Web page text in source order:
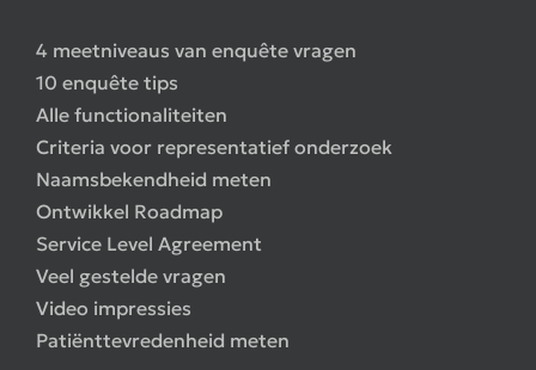
4 meetniveaus van enquête vragen
10 enquête tips
Alle functionaliteiten
Criteria voor representatief onderzoek
Naamsbekendheid meten
Ontwikkel Roadmap
Service Level Agreement
Veel gestelde vragen
Video impressies
Patiënttevredenheid meten